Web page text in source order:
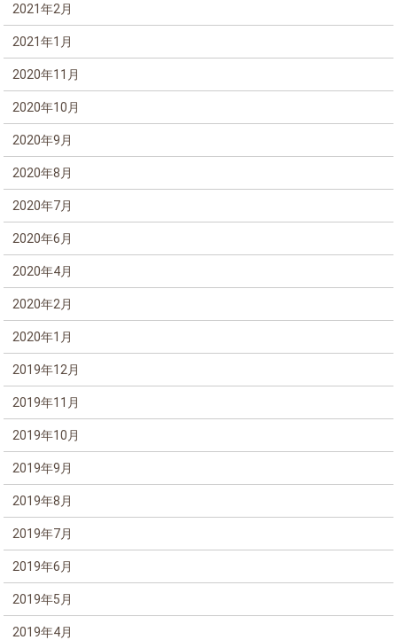
2021年2月
2021年1月
2020年11月
2020年10月
2020年9月
2020年8月
2020年7月
2020年6月
2020年4月
2020年2月
2020年1月
2019年12月
2019年11月
2019年10月
2019年9月
2019年8月
2019年7月
2019年6月
2019年5月
2019年4月